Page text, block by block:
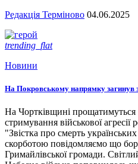
Редакція Терміново 04.06.2025
trending_flat
Новини
На Покровському напрямку загинув
На Чортківщині прощатимуться
стримування військової
"Звістка про смерть
скорботою повідомляємо що
Гримайлівської громади.